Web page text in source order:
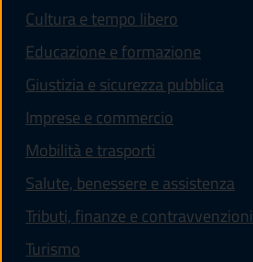
Cultura e tempo libero
Educazione e formazione
Giustizia e sicurezza pubblica
Imprese e commercio
Mobilità e trasporti
Salute, benessere e assistenza
Tributi, finanze e contravvenzioni
Turismo